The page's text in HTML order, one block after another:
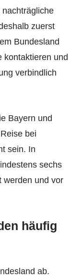
zuerst
Bundesland
kontaktieren und
verbindlich
Bayern und
bei
sein. In
sechs
werden und vor
häufig
ab.